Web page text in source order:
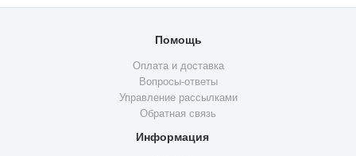
Помощь
Оплата и доставка
Вопросы-ответы
Управление рассылками
Обратная связь
Информация